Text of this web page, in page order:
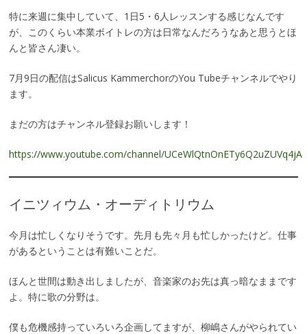
特に来週に集中していて、1日5・6人レッスンする感じなんです
が、このくらい本業ボイトレの方は日常なんだろうなあと思うとほ
んと皆さん凄い。
7月9日の配信はSalicus KammerchorのYou Tubeチャンネルでやり
ます。
まだの方はチャンネル登録お願いします！
https://www.youtube.com/channel/UCeWlQtnOnETy6Q2uZUVq4jA
イニツィウム・オーディトリウム
今月は忙しくなりそうです。先月も先々月も忙しかったけど。仕事
があるということは有難いことだ。
ほんと世間は動き出しましたが、音楽家のお先は真っ暗なままです
よ。特に歌の分野は。
僕も危機感持っていろいろ企画してますが、柳嶋さんがやられてい